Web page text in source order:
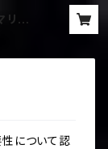
リア
について認